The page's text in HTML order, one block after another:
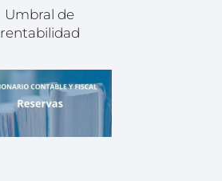
Umbral de
rentabilidad